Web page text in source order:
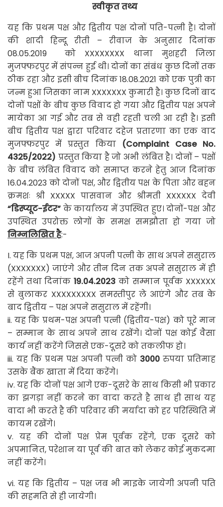
स्वीकृत तथ्य
यह कि प्रथम पक्ष और द्वितीय पक्ष दोनों पति-पत्नी है। दोनों
की शादी हिन्दू रीती – रीवाज के अनुसार दिनांक
08.05.2019 को XXXXXXXX थाना मुशहरी जिला
मुजफ्फरपुर में संपन्न हुई थी। दोनों का संबंध कुछ दिनों तक
ठीक रहा और इसी बीच दिनांक 18.08.2021 को एक पुत्री का
जन्म हुआ जिसका नाम XXXXXXX कुमारी है। कुछ दिनों बाद
दोनों पक्षों के बीच कुछ विवाद हो गया और द्वितीय पक्ष अपने
मायेका आ गई और तब से वही रहती चली आ रही है। इसी
बीच द्वितीय पक्ष द्वारा परिवार दहेज प्रतारणा का एक वाद
मुजफ्फरपुर में प्रस्तुत किया
(Complaint Case No.
4325/2022) प्रस्तुत किया है जो अभी लंबित है। दोनों – पक्षों
के बीच लंबित विवाद को समाप्त करने हेतु आज दिनांक
16.04.2023 को दोनों पक्ष, और द्वितीय पक्ष के पिता और बहन
क्रमशः श्री XXXXX पासवान और श्रीमती XXXXXX देवी
“डिस्प्यूट-ईटर” के कार्यालय में उपस्थित हुए। दोनों-पक्ष और
उपस्थित उपरोक्त लोगों के समक्ष समझौता हो गया जो
निम्नलिखित है:-
I. यह कि प्रथम पक्ष, आज अपनी पत्नी के साथ अपने ससुराल
(XXXXXXX) जाएंगे और तीन दिन तक अपने ससुराल में ही
रहेंगे तथा दिनांक19.04.2023 को सम्मान पूर्वक XXXXXX
से बुलाकर XXXXXXXXX समस्तीपुर ले आएंगे और तब के
बाद द्वितीय – पक्ष अपने ससुराल में रहेंगी।
ii. यह कि प्रथम-पक्ष अपनी पत्नी (द्वितीय-पक्ष) को पूरे मान
– सम्मान के साथ अपने साथ रखेंगे। दोनों पक्ष कोई वैसा
कार्य नहीं करेंगे जिससे एक-दूसरे को तकलीफ हो।
iii. यह कि प्रथम पक्ष अपनी पत्नी को 3000 रुपया प्रतिमाह
उसके बैंक खाता में दिया करेंगे।
iv. यह कि दोनों पक्ष आगे एक-दूसरे के साथ किसी भी प्रकार
का झगड़ा नहीं करने का वादा करते है साथ ही साथ यह
वादा भी करते है की परिवार की मर्यादा को हर परिस्थिति में
कायम रखेंगे।
v. यह की दोनों पक्ष प्रेम पूर्वक रहेंगे, एक दूसरे को
अपमानित, परेशान या पूर्व की बात को लेकर कोई मुकदमा
नहीं करेंगे।
vi. यह कि द्वितीय – पक्ष जब भी माइके जायेगी अपनी पति
की सहमति से ही जायेगी।